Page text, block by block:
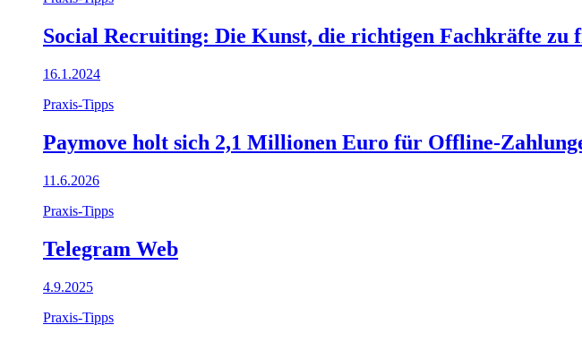
Social Recruiting: Die Kunst, die richtigen Fachkräfte zu
16.1.2024
Praxis-Tipps
Paymove holt sich 2,1 Millionen Euro für Offline-
11.6.2026
Praxis-Tipps
Telegram Web
4.9.2025
Praxis-Tipps